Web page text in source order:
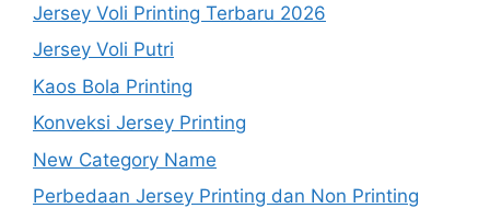
Jersey Voli Printing Terbaru 2026
Jersey Voli Putri
Kaos Bola Printing
Konveksi Jersey Printing
New Category Name
Perbedaan Jersey Printing dan Non Printing